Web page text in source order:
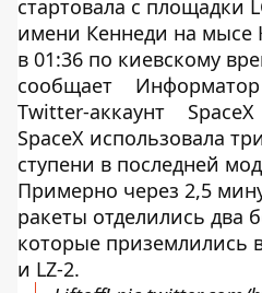
стартовала с площадки
имени Кеннеди на мысе
в 01:36 по киевскому
сообщает
Информатор
Twitter-аккаунт
SpaceX
SpaceX использовала
ступени в последней
Примерно через 2,5
ракеты отделились два
которые приземлились
и LZ-2.